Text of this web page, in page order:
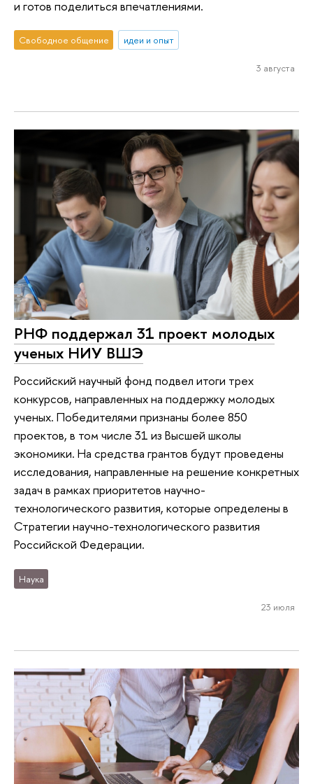
и готов поделиться впечатлениями.
Свободное общение идеи и опыт
3 августа
РНФ поддержал 31 проект молодых
ученых НИУ ВШЭ
Российский научный фонд подвел итоги трех
конкурсов, направленных на поддержку молодых
ученых. Победителями признаны более 850
проектов, в том числе 31 из Высшей школы
экономики. На средства грантов будут проведены
исследования, направленные на решение конкретных
задач в рамках приоритетов научно-
технологического развития, которые определены в
Стратегии научно-технологического развития
Российской Федерации.
Наука
23 июля